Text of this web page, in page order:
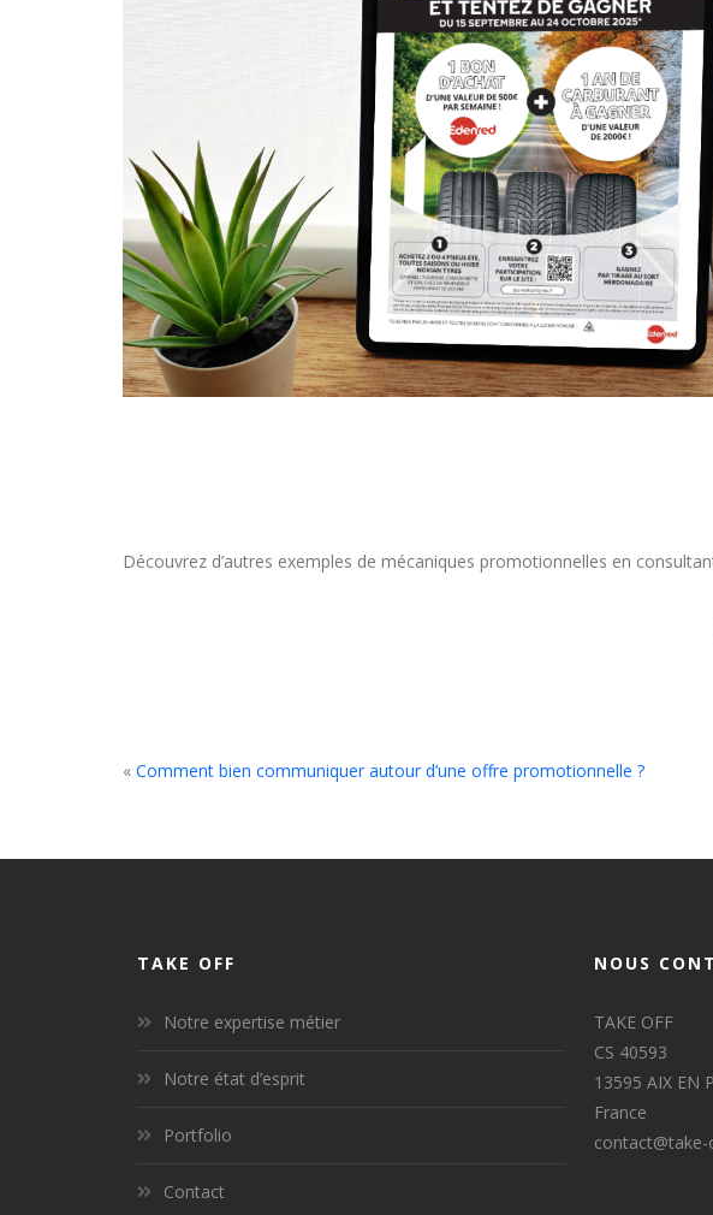
Découvrez d’autres exemples de mécaniques promotionnelles en
« Comment bien communiquer autour d’une offre promotionnelle ?
TAKE OFF
Notre expertise métier
Notre état d’esprit
Portfolio
Contact
NOUS
TAKE OFF
CS 40593
13595 AIX EN
France